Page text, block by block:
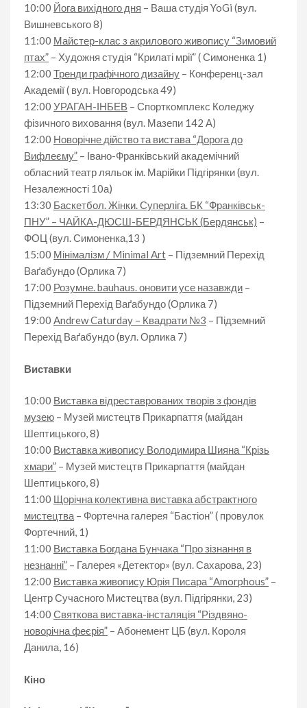
10:00 Йога вихідного дня – Ваша студія YoGi (вул.
Вишневського 8)
11:00 Майстер-клас з акрилового живопису “Зимовий
птах” – Художня студія “Крилаті мрії” ( Симоненка 1)
12:00 Тренди графічного дизайну – Конференц-зал
Академії ( вул. Новгородська 49)
12:00 УРАГАН-ІНБЕВ – Спорткомплекс Коледжу
фізичного виховання (вул. Мазепи 142 А)
12:00 Новорічне дійство та вистава “Дорога до
Вифлеєму” – Івано-Франківський академічний
обласний театр ляльок ім. Марійки Підгірянки (вул.
Незалежності 10а)
13:30 Баскетбол. Жінки. Суперліга. БК “Франківськ-
ПНУ” – ЧАЙКА-ДЮСШ-БЕРДЯНСЬК (Бердянськ) –
ФОЦ (вул. Симоненка,13 )
15:00 Мінімалізм / Minimal Art – Підземний Перехід
Ваґабундо (Орлика 7)
17:00 Розумне. bauhaus. оновити усе назавжди –
Підземний Перехід Ваґабундо (Орлика 7)
19:00 Andrew Caturday – Квадрати №3 – Підземний
Перехід Ваґабундо (вул. Орлика 7)
Виставки
10:00 Виставка відреставрованих творів з фондів
музею – Музей мистецтв Прикарпаття (майдан
Шептицького, 8)
10:00 Виставка живопису Володимира Шияна “Крізь
хмари” – Музей мистецтв Прикарпаття (майдан
Шептицького, 8)
11:00 Щорічна колективна виставка абстрактного
мистецтва – Фортечна галерея “Бастіон” ( провулок
Фортечний, 1)
11:00 Виставка Богдана Бунчака “Про зізнання в
незнанні” – Галерея «Детектор» (вул. Сахарова, 23)
12:00 Виставка живопису Юрія Писара “Amorphous” –
Центр Сучасного Мистецтва (вул. Підгірянки, 23)
14:00 Святкова виставка-інсталяція “Різдвяно-
новорічна феєрія” – Абонемент ЦБ (вул. Короля
Данила, 16)
Кіно